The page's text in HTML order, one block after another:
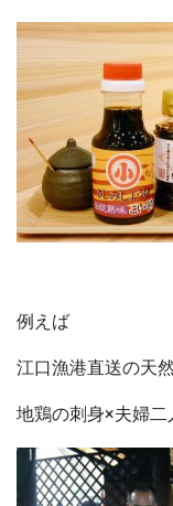
例えば
江口漁港直送の天
地鶏の刺身×夫婦